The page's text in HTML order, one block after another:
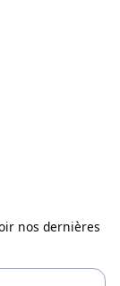
nos dernières